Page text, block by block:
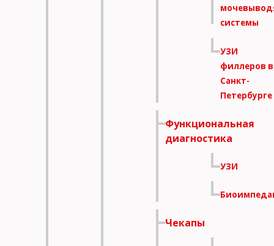
системы
УЗИ
филлеров в
Санкт-
Петербурге
Функциональная
диагностика
УЗИ
Чекапы